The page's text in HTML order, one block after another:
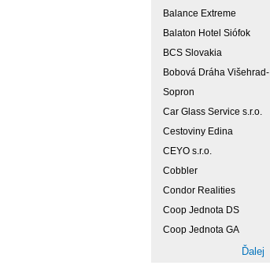
Balance Extreme
Balaton Hotel Siófok
BCS Slovakia
Bobová Dráha Višehrad-
Sopron
Car Glass Service s.r.o.
Cestoviny Edina
CEYO s.r.o.
Cobbler
Condor Realities
Coop Jednota DS
Coop Jednota GA
Ďalej